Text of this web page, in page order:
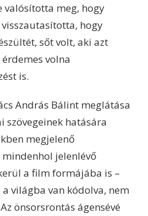
valósította meg, hogy
hogy
sőt volt, aki azt
volna
is.
András Bálint meglátása
szövegeinek hatására
megjelenő
jelenlévő
a film formájába is –
világba van kódolva, nem
önsorsrontás ágensévé